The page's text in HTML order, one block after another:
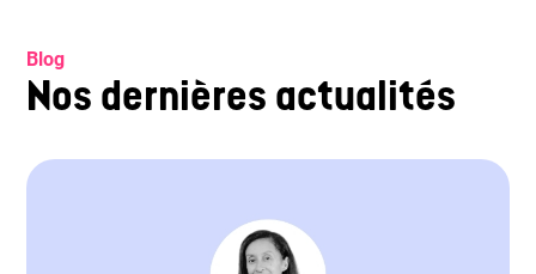
Blog
Nos dernières actualités